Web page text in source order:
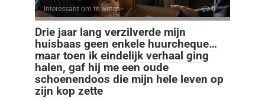
Interessant om te weten 0
Drie jaar lang verzilverde mijn
huisbaas geen enkele huurcheque…
maar toen ik eindelijk verhaal ging
halen, gaf hij me een oude
schoenendoos die mijn hele leven op
zijn kop zette